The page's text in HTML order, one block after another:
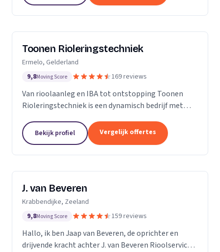
Toonen Rioleringstechniek
Ermelo, Gelderland
9,8Moving Score 169 reviews
Van rioolaanleg en IBA tot ontstopping Toonen
Rioleringstechniek is een dynamisch bedrijf met
te maken heeft. Allereerst zijn wij expert in de...
Bekijk profiel Vergelijk offertes
J. van Beveren
Krabbendijke, Zeeland
9,8Moving Score 159 reviews
Hallo, ik ben Jaap van Beveren, de oprichter en
drijvende kracht achter J. van Beveren Rioolservice.